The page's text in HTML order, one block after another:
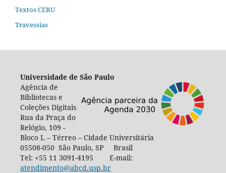
Textos CERU
Travessias
Universidade de São Paulo
Agência de
Bibliotecas e
Coleções Digitais
Rua da Praça do
Relógio, 109 -
Bloco L – Térreo – Cidade Universitária
05508-050 São Paulo, SP Brasil
Tel: +55 11 3091-4195 E-mail:
atendimento@abcd.usp.br